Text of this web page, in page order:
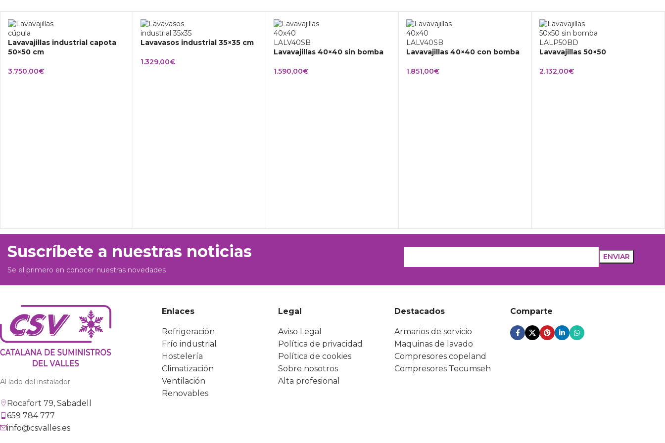
Lavavajillas industrial capota
50×50 cm
3.750,00€
Lavavasos industrial 35×35 cm
1.329,00€
Lavavajillas 40×40 sin bomba
1.590,00€
Lavavajillas 40×40 con bomba
1.851,00€
Lavavajillas 50×50
2.132,00€
Suscríbete a nuestras noticias
Se el primero en conocer nuestras novedades
Al lado del instalador
Rocafort 79, Sabadell
659 784 777
info@csvalles.es
Enlaces
Refrigeración
Frío industrial
Hostelería
Climatización
Ventilación
Renovables
Legal
Aviso Legal
Política de privacidad
Política de cookies
Sobre nosotros
Alta profesional
Destacados
Armarios de servicio
Maquinas de lavado
Compresores copeland
Compresores Tecumseh
Comparte